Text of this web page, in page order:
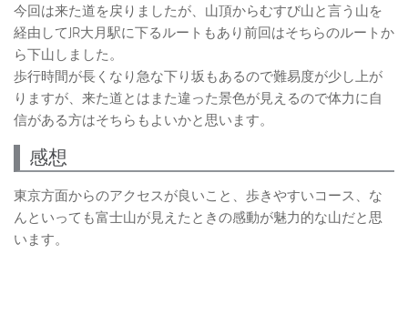
今回は来た道を戻りましたが、山頂からむすび山と言う山を
経由してJR大月駅に下るルートもあり前回はそちらのルートか
ら下山しました。
歩行時間が長くなり急な下り坂もあるので難易度が少し上が
りますが、来た道とはまた違った景色が見えるので体力に自
信がある方はそちらもよいかと思います。
感想
東京方面からのアクセスが良いこと、歩きやすいコース、な
んといっても富士山が見えたときの感動が魅力的な山だと思
います。